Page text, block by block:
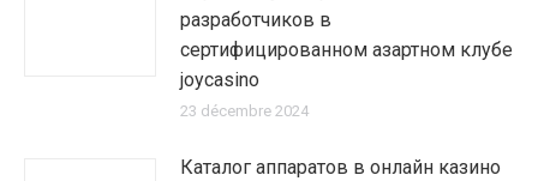
разработчиков в
сертифицированном азартном клубе
joycasino
23 décembre 2024
Каталог аппаратов в онлайн казино